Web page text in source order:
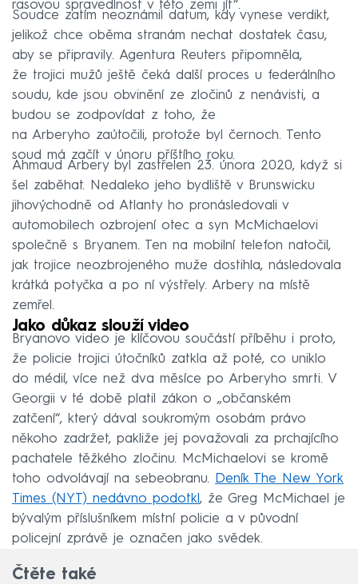
rasovou spravedlnost v této zemi jít“.
Soudce zatím neoznámil datum, kdy vynese verdikt,
jelikož chce oběma stranám nechat dostatek času,
aby se připravily. Agentura Reuters připomněla,
že trojici mužů ještě čeká další proces u federálního
soudu, kde jsou obvinění ze zločinů z nenávisti, a
budou se zodpovídat z toho, že
na Arberyho zaútočili, protože byl černoch. Tento
soud má začít v únoru příštího roku.
Ahmaud Arbery byl zastřelen 23. února 2020, když si
šel zaběhat. Nedaleko jeho bydliště v Brunswicku
jihovýchodně od Atlanty ho pronásledovali v
automobilech ozbrojení otec a syn McMichaelovi
společně s Bryanem. Ten na mobilní telefon natočil,
jak trojice neozbrojeného muže dostihla, následovala
krátká potyčka a po ní výstřely. Arbery na místě
zemřel.
Jako důkaz slouží video
Bryanovo video je klíčovou součástí příběhu i proto,
že policie trojici útočníků zatkla až poté, co uniklo
do médií, více než dva měsíce po Arberyho smrti. V
Georgii v té době platil zákon o „občanském
zatčení“, který dával soukromým osobám právo
někoho zadržet, pakliže jej považovali za prchajícího
pachatele těžkého zločinu. McMichaelovi se kromě
toho odvolávají na sebeobranu. Deník The New York
Times (NYT) nedávno podotkl, že Greg McMichael je
bývalým příslušníkem místní policie a v původní
policejní zprávě je označen jako svědek.
Čtěte také